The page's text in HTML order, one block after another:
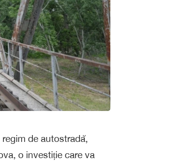
de autostradă,
o investiție care va